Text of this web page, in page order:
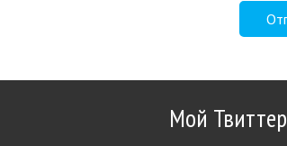
Мой Твиттер